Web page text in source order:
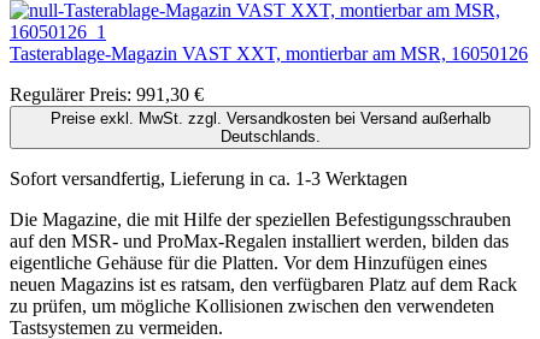
Tasterablage-Magazin VAST XXT, montierbar am MSR, 16050126
Regulärer Preis: 991,30 €
Preise exkl. MwSt. zzgl. Versandkosten bei Versand außerhalb
Deutschlands.
Sofort versandfertig, Lieferung in ca. 1-3 Werktagen
Die Magazine, die mit Hilfe der speziellen Befestigungsschrauben
auf den MSR- und ProMax-Regalen installiert werden, bilden das
eigentliche Gehäuse für die Platten. Vor dem Hinzufügen eines
neuen Magazins ist es ratsam, den verfügbaren Platz auf dem Rack
zu prüfen, um mögliche Kollisionen zwischen den verwendeten
Tastsystemen zu vermeiden.